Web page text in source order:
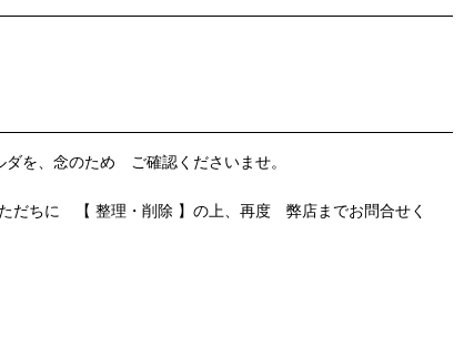
を、念のため ご確認くださいませ。
だちに 【 整理・削除 】の上、再度 弊店までお問合せく